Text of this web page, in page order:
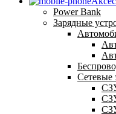
Power Bank
Зарядные
Сетевые